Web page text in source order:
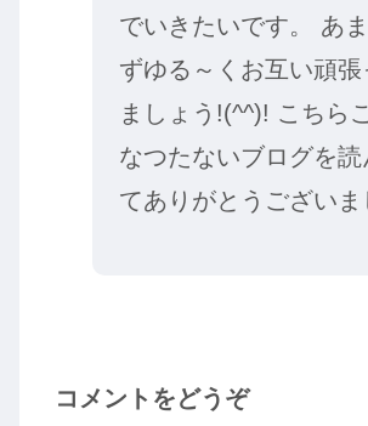
でいきたいです。 あ
ずゆる～くお互い頑張
ましょう!(^^)! こちら
なつたないブログを読
てありがとうござい
コメントをどうぞ